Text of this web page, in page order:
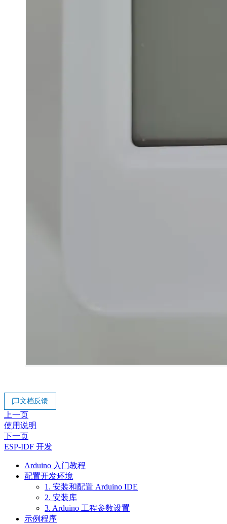
文档反馈
上一页
使用说明
下一页
ESP-IDF 开发
Arduino 入门教程
配置开发环境
1. 安装和配置 Arduino IDE
2. 安装库
3. Arduino 工程参数设置
示例程序